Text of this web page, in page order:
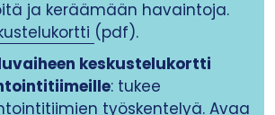
ja keräämään havaintoja.
(pdf).
keskustelukortti
: tukee
työskentelyä. Avaa